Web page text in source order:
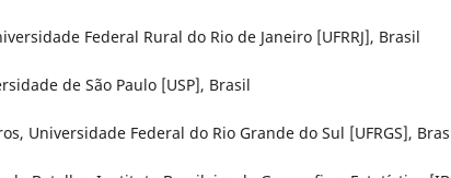
Federal Rural do Rio de Janeiro [UFRRJ], Brasil
de São Paulo [USP], Brasil
Universidade Federal do Rio Grande do Sul [UFRGS],